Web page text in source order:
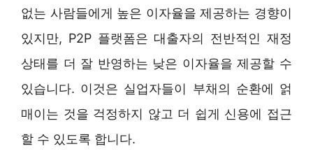
없는 사람들에게 높은 이자율을 제공하는 경향이
있지만, P2P 플랫폼은 대출자의 전반적인 재정
상태를 더 잘 반영하는 낮은 이자율을 제공할 수
있습니다. 이것은 실업자들이 부채의 순환에 얽
매이는 것을 걱정하지 않고 더 쉽게 신용에 접근
할 수 있도록 합니다.